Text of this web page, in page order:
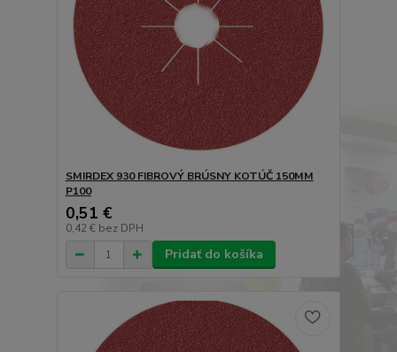
SMIRDEX 930 FIBROVÝ BRÚSNY KOTÚČ 150MM
P100
0,51 €
0,42 € bez DPH
Pridať do košíka